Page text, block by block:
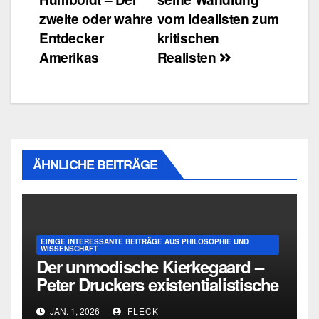
vom Idealisten zum
kritischen
Realisten
zweite oder wahre
Entdecker
Amerikas
ÄHNLICHE BEITRÄGE
EINIGE INTERESSANTE BEITRÄGE AUS PHILOSOPHIE UND
WISSENSCHAFT
Der unmodische Kierkegaard –
Peter Druckers existentialistische
Intervention von 1933
JAN. 1, 2026 FLECK